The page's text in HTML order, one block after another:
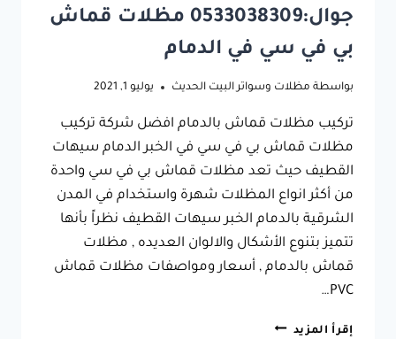
جوال:0533038309 مظلات قماش
بي في سي في الدمام
بواسطة مظلات وسواتر البيت الحديث يوليو 1, 2021
تركيب مظلات قماش بالدمام افضل شركة تركيب
مظلات قماش بي في سي في الخبر الدمام سيهات
القطيف حيث تعد مظلات قماش بي في سي واحدة
من أكثر انواع المظلات شهرة واستخدام في المدن
الشرقية بالدمام الخبر سيهات القطيف نظراً بأنها
تتميز بتنوع الأشكال والالوان العديده , مظلات
قماش بالدمام , أسعار ومواصفات مظلات قماش
PVC…
إقرأ المزيد تركيب